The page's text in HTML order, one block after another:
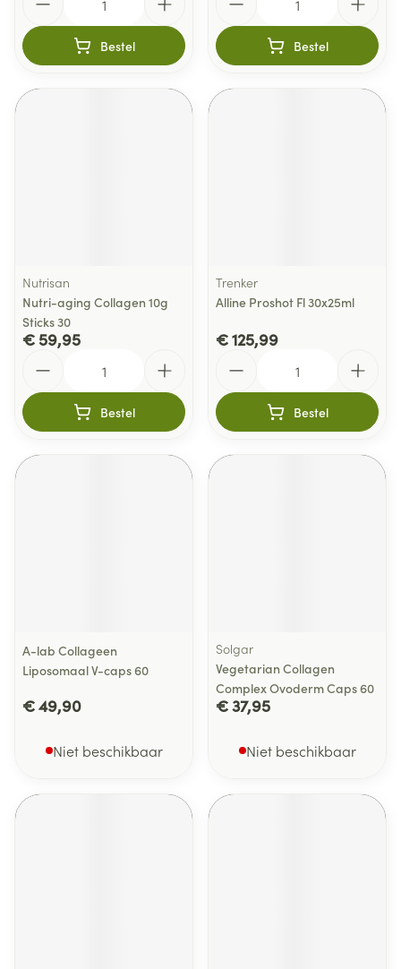
Bestel Bestel
Nutrisan
Nutri-aging Collagen 10g
Sticks 30
€ 59,95
Bestel
Trenker
Alline Proshot Fl 30x25ml
€ 125,99
Bestel
A-lab Collageen
Liposomaal V-caps 60
€ 49,90
Niet beschikbaar
Solgar
Vegetarian Collagen
Complex Ovoderm Caps 60
€ 37,95
Niet beschikbaar